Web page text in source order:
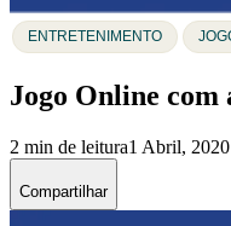
ENTRETENIMENTO
Jogo Online com
2 min de leitura1 Abril, 2020
Compartilhar